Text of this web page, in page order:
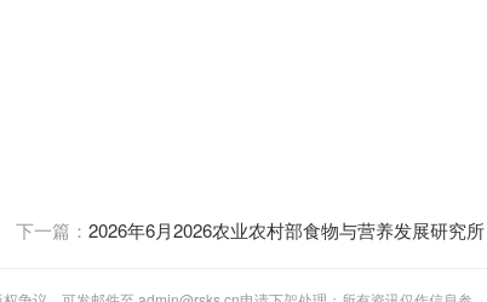
下一篇： 2026年6月2026农业农村部食物与营养发展研究所
告（北京）